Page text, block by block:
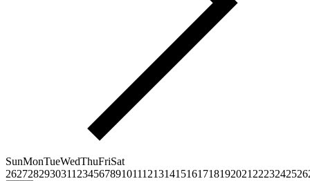
SunMonTueWedThuFriSat
2627282930311 23456789101112131415161718192021 2223242526